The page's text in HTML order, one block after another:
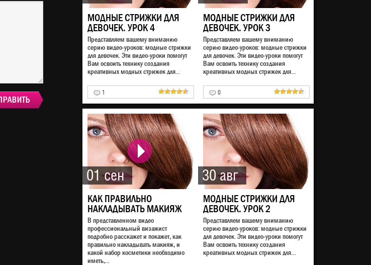
МОДНЫЕ СТРИЖКИ ДЛЯ
ДЕВОЧЕК. УРОК 4
Представляем вашему вниманию
серию видео-уроков: модные стрижки
для девочек. Эти видео-уроки помогут
Вам освоить технику создания
креативных модных стрижек для...
1
МОДНЫЕ СТРИЖКИ ДЛЯ
ДЕВОЧЕК. УРОК 3
Представляем вашему вниманию
серию видео-уроков: модные стрижки
для девочек. Эти видео-уроки помогут
Вам освоить технику создания
креативных модных стрижек для...
0
01 сен
КАК ПРАВИЛЬНО
НАКЛАДЫВАТЬ МАКИЯЖ
В представленном видео
профессиональный визажист
подробно расскажет и покажет, как
правильно накладывать макияж, и
какой набор косметики необходимо
иметь,...
30 авг
МОДНЫЕ СТРИЖКИ ДЛЯ
ДЕВОЧЕК. УРОК 2
Представляем вашему вниманию
серию видео-уроков: модные стрижки
для девочек. Эти видео-уроки помогут
Вам освоить технику создания
креативных модных стрижек для...